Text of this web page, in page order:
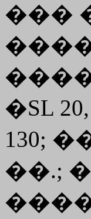
���
����,
�SL
130;
��.;